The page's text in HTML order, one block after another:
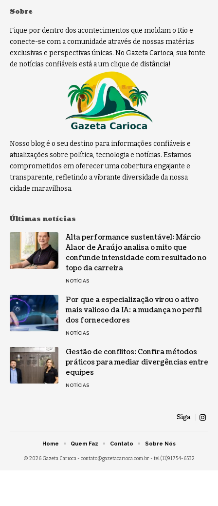
Sobre
Fique por dentro dos acontecimentos que moldam o Rio e
conecte-se com a comunidade através de nossas matérias
exclusivas e perspectivas únicas. No Gazeta Carioca, sua fonte
de notícias confiáveis está a um clique de distância!
Nosso blog é o seu destino para informações confiáveis e
atualizações sobre política, tecnologia e notícias. Estamos
comprometidos em oferecer uma cobertura engajante e
transparente, refletindo a vibrante diversidade da nossa
cidade maravilhosa.
Últimas notícias
Alta performance sustentável: Márcio
Alaor de Araújo analisa o mito que
confunde intensidade com resultado no
topo da carreira
NOTÍCIAS
Por que a especialização virou o ativo
mais valioso da IA: a mudança no perfil
dos fornecedores
NOTÍCIAS
Gestão de conflitos: Confira métodos
práticos para mediar divergências entre
equipes
NOTÍCIAS
Siga
© 2026 Gazeta Carioca - contato@gazetacarioca.com.br - tel.(11)91754-6532
Home Quem Faz Contato Sobre Nós